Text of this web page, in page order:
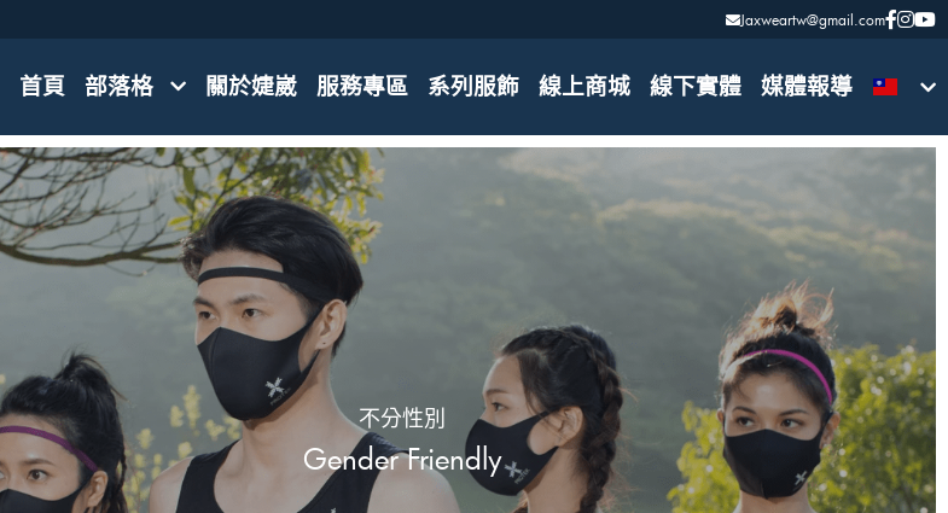
Jaxweartw@gmail.com
Jaxweartw@gmail.com
首頁 部落格 關於婕崴 服務專區 系列服飾 線上商城 線下實體 媒體報導
不分性別
Gender Friendly